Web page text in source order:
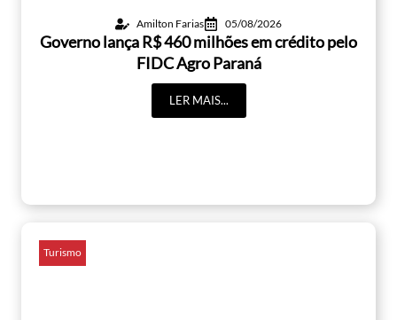
Amilton Farias 05/08/2026
Governo lança R$ 460 milhões em crédito pelo
FIDC Agro Paraná
LER MAIS...
Turismo